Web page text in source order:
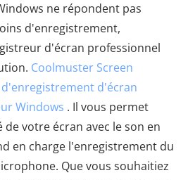
ne répondent pas
d'enregistrement,
d'écran professionnel
Coolmuster Screen
d'écran
Windows . Il vous permet
votre écran avec le son en
en charge l'enregistrement du
Que vous souhaitiez